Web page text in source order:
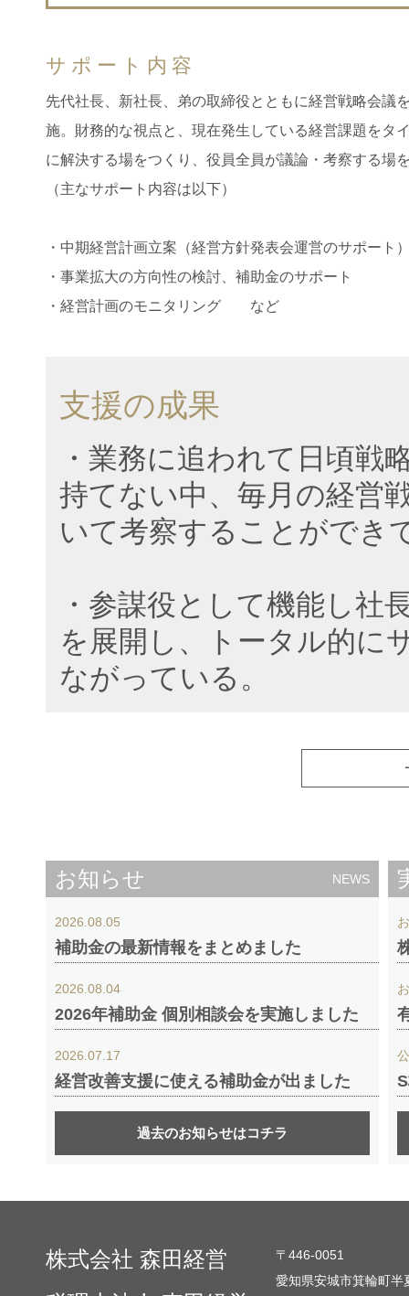
サポート内容
先代社長、新社長、弟の取締役とともに経営戦略会議
施。財務的な視点と、現在発生している経営課題をタ
に解決する場をつくり、役員全員が議論・考察する場
（主なサポート内容は以下）
・中期経営計画立案（経営方針発表会運営のサポート
・事業拡大の方向性の検討、補助金のサポート
・経営計画のモニタリング など
支援の成果
・業務に追われて日頃戦
持てない中、毎月の経営
いて考察することができ
・参謀役として機能し社
を展開し、トータル的に
ながっている。
お知らせ NEWS
2026.08.05
補助金の最新情報をまとめました
2026.08.04
2026年補助金 個別相談会を実施しました
2026.07.17
経営改善支援に使える補助金が出ました
過去のお知らせはコチラ
株式会社 森田経営
〒446-0051
愛知県安城市箕輪町半